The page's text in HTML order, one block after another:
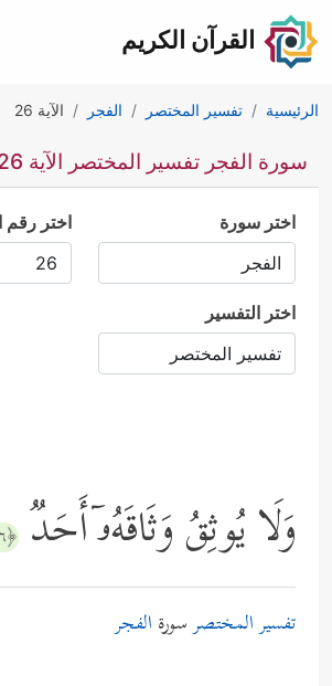
القرآن الكريم
الرئيسية تفسير المختصر الفجر الآية 26
سورة الفجر تفسير المختصر الآية 26
اختر سورة اختر رقم
اختر التفسير
وَلَا یُوثِقُ وَثَاقَهُۥۤ أَحَدࣱ ﴿٢٦﴾
تفسير المختصرسورة الفجر